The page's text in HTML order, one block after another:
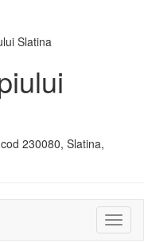
230080, Slatina,
sau